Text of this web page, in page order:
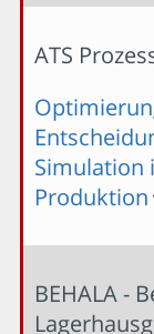
ATS
Simulation
Produktion
BEHALA -